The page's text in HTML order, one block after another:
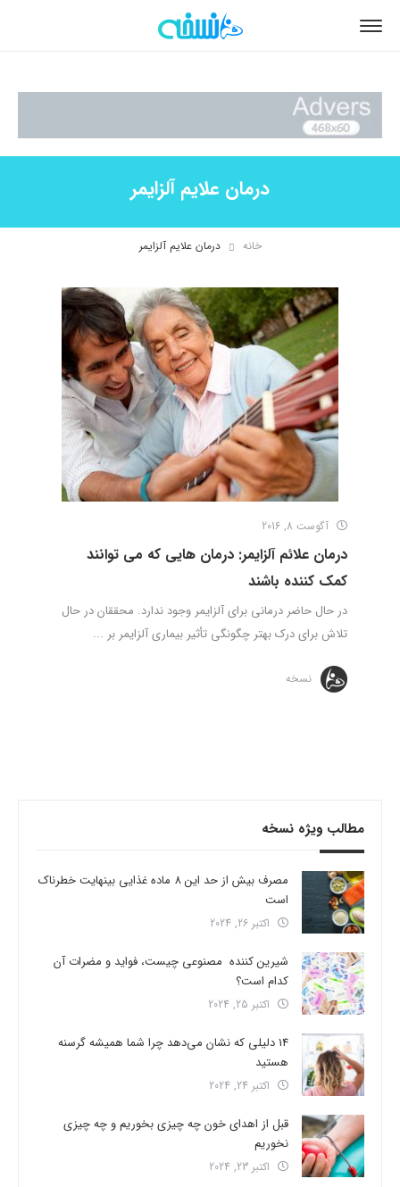
درمان علایم آلزایمر
خانه درمان علایم آلزایمر
آگوست 8, 2016
درمان علائم آلزایمر: درمان­ هایی که می­ توانند
کمک­ کننده باشند
در حال حاضر درمانی برای آلزایمر وجود ندارد. محققان در حال
تلاش برای درک بهتر چگونگی تأثیر بیماری آلزایمر بر ...
نسخه
مطالب ویژه نسخه
مصرف بیش از حد این 8 ماده غذایی بینهایت خطرناک
است
اکتبر 26, 2024
شیرین کننده مصنوعی چیست، فواید و مضرات آن
کدام است؟
اکتبر 25, 2024
14 دلیلی که نشان می‌دهد چرا شما همیشه گرسنه
هستید
اکتبر 24, 2024
قبل از اهدای خون چه چیزی بخوریم و چه چیزی
نخوریم
اکتبر 23, 2024